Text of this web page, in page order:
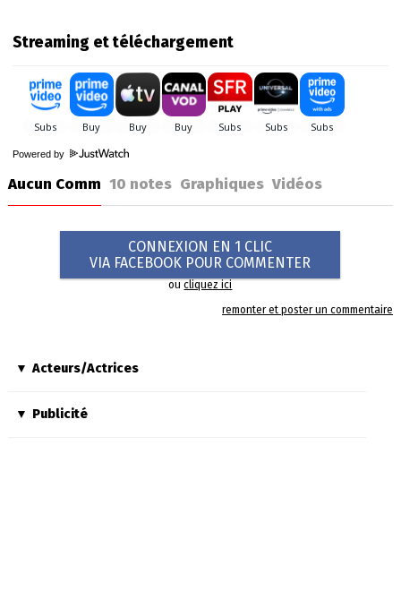
Streaming et téléchargement
Powered by
Aucun Comm 10 notes Graphiques Vidéos
CONNEXION EN 1 CLIC
VIA FACEBOOK POUR COMMENTER
oucliquez ici
remonter et poster un commentaire
Acteurs/Actrices
Publicité